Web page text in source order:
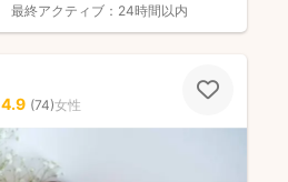
最終アクティブ： 24時間以内
4.9 (74)女性